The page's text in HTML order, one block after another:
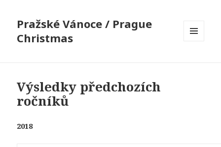
Pražské Vánoce / Prague
Christmas
Výsledky předchozích
ročníků
2018